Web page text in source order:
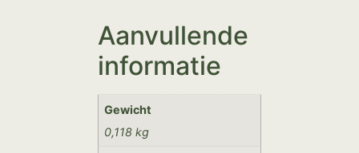
Aanvullende
informatie
Gewicht
0,118 kg